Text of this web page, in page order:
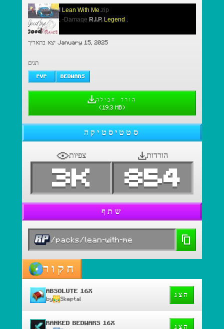
! Lean With Me.zip
. -Damaqe R.I.P. Legend .
יצא בתאריך January 15, 2025
תגים
PVP BEDWARS
הורד חבילה
(19.3 MB)
סטטיסטיקה
צפיות
3K
הורדות
854
שתף
/packs/lean-with-me
חקור
ABSOLUTE 16X
by Skeptal
הצג
RANKED BEDWARS 16X
הצג